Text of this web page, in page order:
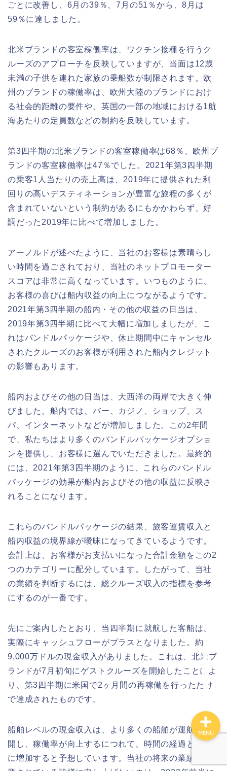
ごとに改善し、6月の39％、7月の51％から、8月は
59％に達しました。
北米ブランドの客室稼働率は、ワクチン接種を行うク
ルーズのアプローチを反映していますが、当面は12歳
未満の子供を連れた家族の乗船数が制限されます。欧
州のブランドの稼働率は、欧州大陸のブランドにおけ
る社会的距離の要件や、英国の一部の地域における1航
海あたりの定員数などの制約を反映しています。
第3四半期の北米ブランドの客室稼働率は68％、欧州ブ
ランドの客室稼働率は47％でした。2021年第3四半期
の乗客1人当たりの売上高は、2019年に提供された利
回りの高いデスティネーションが豊富な旅程の多くが
含まれていないという制約があるにもかかわらず、好
調だった2019年に比べて増加しました。
アーノルドが述べたように、当社のお客様は素晴らし
い時間を過ごされており、当社のネットプロモーター
スコアは非常に高くなっています。いつものように、
お客様の喜びは船内収益の向上につながるようです。
2021年第3四半期の船内・その他の収益の日当は、
2019年第3四半期に比べて大幅に増加しましたが、こ
れはバンドルパッケージや、休止期間中にキャンセル
されたクルーズのお客様が利用された船内クレジット
の影響もあります。
船内およびその他の日当は、大西洋の両岸で大きく伸
びました。船内では、バー、カジノ、ショップ、ス
パ、インターネットなどが増加しました。この2年間
で、私たちはより多くのバンドルパッケージオプショ
ンを提供し、お客様に選んでいただきました。最終的
には、2021年第3四半期のように、これらのバンドル
パッケージの効果が船内およびその他の収益に反映さ
れることになります。
これらのバンドルパッケージの結果、旅客運賃収入と
船内収益の境界線が曖昧になってきているようです。
会計上は、お客様がお支払いになった合計金額をこの2
つのカテゴリーに配分しています。したがって、当社
の業績を判断するには、総クルーズ収入の指標を参考
にするのが一番です。
先にご案内したとおり、当四半期に就航した客船は、
実際にキャッシュフローがプラスとなりました。約
9,000万ドルの現金収入がありました。これは、北米ブ
ランドが7月初旬にゲストクルーズを開始したことによ
り、第3四半期に米国で2ヶ月間の再稼働を行っただけ
で達成されたものです。
船舶レベルの現金収入は、より多くの船舶が運航を再
開し、稼働率が向上するにつれて、時間の経過ととも
に増加すると予想しています。当社の将来の業績を予
MENU
ホーム
このサイトについて
お問い合わせ